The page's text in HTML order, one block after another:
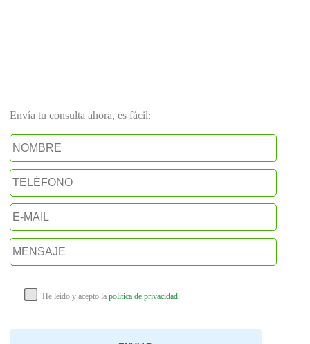
Envía tu consulta ahora, es fácil:
He leído y acepto la política de privacidad.